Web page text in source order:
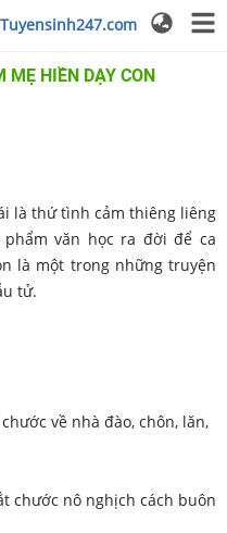
MẸ HIỀN DẠY CON
là thứ tình cảm thiêng liêng
văn học ra đời để ca
là một trong những truyện
tử.
về nhà đào, chôn, lăn,
chước nô nghịch cách buôn